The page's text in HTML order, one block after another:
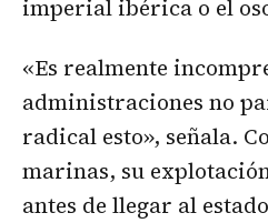
imperial ibérica o el
«Es realmente
administraciones no
radical esto», señala.
marinas, su
antes de llegar al